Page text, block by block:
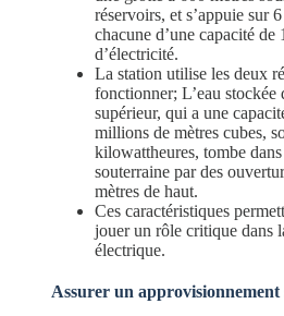
réservoirs, et s’appuie sur
chacune d’une capacité de
d’électricité.
La station utilise les deux
fonctionner; L’eau stockée
supérieur, qui a une
millions de mètres cubes,
kilowattheures, tombe
souterraine par des
mètres de haut.
Ces caractéristiques
jouer un rôle critique dans
électrique.
Assurer un approvisionnement